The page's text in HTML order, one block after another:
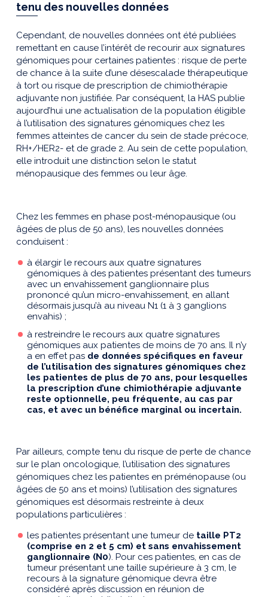
tenu des nouvelles données
Cependant, de nouvelles données ont été publiées
remettant en cause l’intérêt de recourir aux signatures
génomiques pour certaines patientes : risque de perte
de chance à la suite d’une désescalade thérapeutique
à tort ou risque de prescription de chimiothérapie
adjuvante non justifiée. Par conséquent, la HAS publie
aujourd’hui une actualisation de la population éligible
à l’utilisation des signatures génomiques chez les
femmes atteintes de cancer du sein de stade précoce,
RH+/HER2- et de grade 2. Au sein de cette population,
elle introduit une distinction selon le statut
ménopausique des femmes ou leur âge.
Chez les femmes en phase post-ménopausique (ou
âgées de plus de 50 ans), les nouvelles données
conduisent :
à élargir le recours aux quatre signatures
génomiques à des patientes présentant des tumeurs
avec un envahissement ganglionnaire plus
prononcé qu’un micro-envahissement, en allant
désormais jusqu’à au niveau N1 (1 à 3 ganglions
envahis) ;
à restreindre le recours aux quatre signatures
génomiques aux patientes de moins de 70 ans. Il n’y
a en effet pas de données spécifiques en faveur
de l’utilisation des signatures génomiques chez
les patientes de plus de 70 ans, pour lesquelles
la prescription d’une chimiothérapie adjuvante
reste optionnelle, peu fréquente, au cas par
cas, et avec un bénéfice marginal ou incertain.
Par ailleurs, compte tenu du risque de perte de chance
sur le plan oncologique, l’utilisation des signatures
génomiques chez les patientes en préménopause (ou
âgées de 50 ans et moins) l’utilisation des signatures
génomiques est désormais restreinte à deux
populations particulières :
les patientes présentant une tumeur de taille PT2
(comprise en 2 et 5 cm) et sans envahissement
ganglionnaire (N0). Pour ces patientes, en cas de
tumeur présentant une taille supérieure à 3 cm, le
recours à la signature génomique devra être
considéré après discussion en réunion de